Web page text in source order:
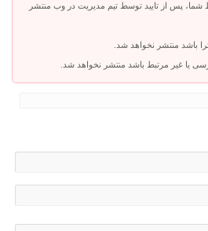
پس از تایید توسط تیم مدیریت در وب منتشر
باشد منتشر نخواهد شد.
یا غیر مرتبط باشد منتشر نخواهد شد.